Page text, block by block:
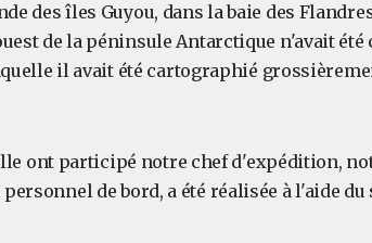
des îles Guyou, dans la baie des
de la péninsule Antarctique n'avait
il avait été cartographié
ont participé notre chef d'expédition,
de bord, a été réalisée à l'aide